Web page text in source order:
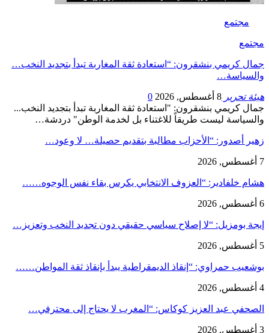
مجتمع
مجتمع
جمال كريمي بنشقرون: “استعادة ثقة المغاربة تبدأ بتجديد النخب…
والسياسة…
هيئة تحرير 8 أغسطس, 2026
0
جمال كريمي بنشقرون: "استعادة ثقة المغاربة تبدأ بتجديد النخب...
والسياسة ليست طريقاً للاغتناء بل لخدمة الوطن" دردشة…
زهير أصدور: “الأحزاب مطالبة بتقديم حصيلة… لا وعود…
7 أغسطس, 2026
هشام خلفادير: “العزوف الانتخابي يكرس بقاء نفس الوجوه……
6 أغسطس, 2026
إيجة بومزيل: “لا إصلاح سياسي حقيقي دون تجديد النخب وتعزيز…
5 أغسطس, 2026
بوشعيب حمراوي: “إنقاذ الديمقراطية يبدأ بإنقاذ ثقة المواطن……
4 أغسطس, 2026
الصحفي عبد العزيز كوكاس: “المغرب لا يحتاج إلى محترفي…
3 أغسطس, 2026